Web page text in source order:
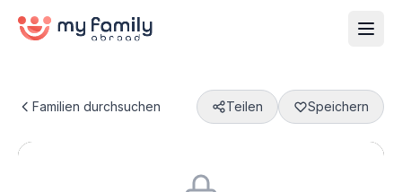
Familien durchsuchen Teilen Speichern